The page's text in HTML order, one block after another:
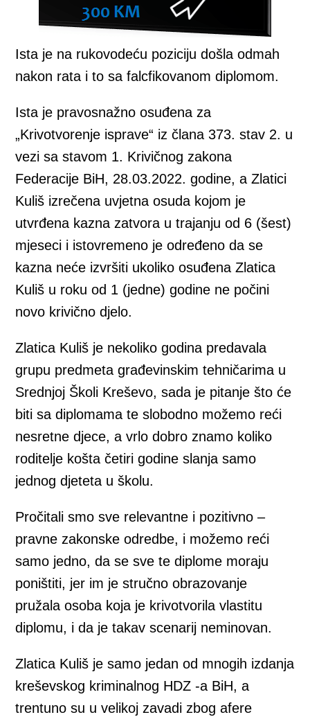
Ista je na rukovodeću poziciju došla odmah
nakon rata i to sa falcfikovanom diplomom.
Ista je pravosnažno osuđena za
„Krivotvorenje isprave“ iz člana 373. stav 2. u
vezi sa stavom 1. Krivičnog zakona
Federacije BiH, 28.03.2022. godine, a Zlatici
Kuliš izrečena uvjetna osuda kojom je
utvrđena kazna zatvora u trajanju od 6 (šest)
mjeseci i istovremeno je određeno da se
kazna neće izvršiti ukoliko osuđena Zlatica
Kuliš u roku od 1 (jedne) godine ne počini
novo krivično djelo.
Zlatica Kuliš je nekoliko godina predavala
grupu predmeta građevinskim tehničarima u
Srednjoj Školi Kreševo, sada je pitanje što će
biti sa diplomama te slobodno možemo reći
nesretne djece, a vrlo dobro znamo koliko
roditelje košta četiri godine slanja samo
jednog djeteta u školu.
Pročitali smo sve relevantne i pozitivno –
pravne zakonske odredbe, i možemo reći
samo jedno, da se sve te diplome moraju
poništiti, jer im je stručno obrazovanje
pružala osoba koja je krivotvorila vlastitu
diplomu, i da je takav scenarij neminovan.
Zlatica Kuliš je samo jedan od mnogih izdanja
kreševskog kriminalnog HDZ -a BiH, a
trentuno su u velikoj zavadi zbog afere